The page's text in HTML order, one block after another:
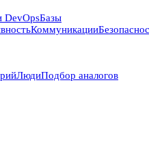
DevOpsБазы
Коммуникации
ЛюдиПодбор аналогов